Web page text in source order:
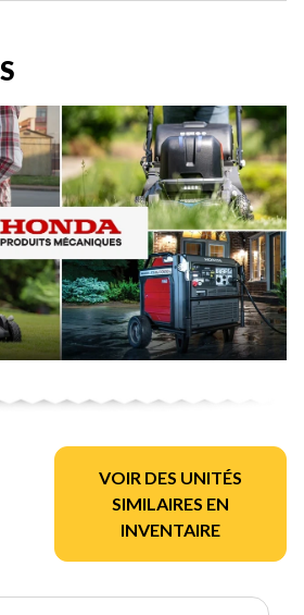
VOIR DES UNITÉS
SIMILAIRES EN
INVENTAIRE